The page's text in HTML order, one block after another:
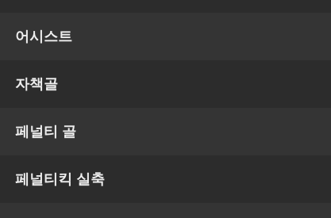
어시스트
자책골
페널티 골
페널티킥 실축